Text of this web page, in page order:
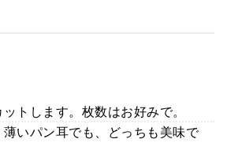
トします。枚数はお好みで。
いパン耳でも、どっちも美味で